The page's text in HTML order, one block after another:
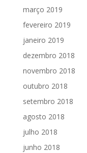
março 2019
fevereiro 2019
janeiro 2019
dezembro 2018
novembro 2018
outubro 2018
setembro 2018
agosto 2018
julho 2018
junho 2018